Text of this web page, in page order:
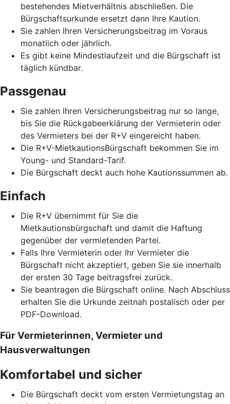
bestehendes Mietverhältnis abschließen. Die
Bürgschaftsurkunde ersetzt dann Ihre Kaution.
Sie zahlen Ihren Versicherungsbeitrag im Voraus
monatlich oder jährlich.
Es gibt keine Mindestlaufzeit und die Bürgschaft ist
täglich kündbar.
Passgenau
Sie zahlen Ihren Versicherungsbeitrag nur so lange,
bis Sie die Rückgabeerklärung der Vermieterin oder
des Vermieters bei der R+V eingereicht haben.
Die R+V-MietkautionsBürgschaft bekommen Sie im
Young- und Standard-Tarif.
Die Bürgschaft deckt auch hohe Kautionssummen ab.
Einfach
Die R+V übernimmt für Sie die
Mietkautionsbürgschaft und damit die Haftung
gegenüber der vermietenden Partei.
Falls Ihre Vermieterin oder Ihr Vermieter die
Bürgschaft nicht akzeptiert, geben Sie sie innerhalb
der ersten 30 Tage beitragsfrei zurück.
Sie beantragen die Bürgschaft online. Nach Abschluss
erhalten Sie die Urkunde zeitnah postalisch oder per
PDF-Download.
Für Vermieterinnen, Vermieter und
Hausverwaltungen
Komfortabel und sicher
Die Bürgschaft deckt vom ersten Vermietungstag an